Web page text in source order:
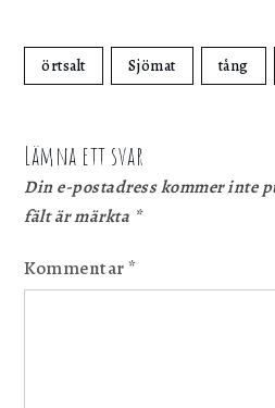
örtsalt Sjömat tång
Lämna ett svar
Din e-postadress kommer inte
fält är märkta *
Kommentar*